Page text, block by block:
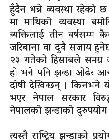
हुँदैन भन्ने व्यवस्था रहेको
मा माथिको व्यवस्था
व्यक्तिलाई तीन वर्षसम्म
जरिबाना वा दुवै सजाय
२३ गतेको हिसाबले समग्र
हो भने पनि झन्डा ओढेर
दोषी देखिन्छन् । किनभने
भएर नेपाल सरकार
नेपालको झन्डाको दुरुपयोग